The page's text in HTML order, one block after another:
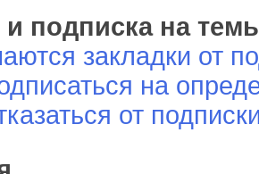
и подписка на
закладки от
на
от